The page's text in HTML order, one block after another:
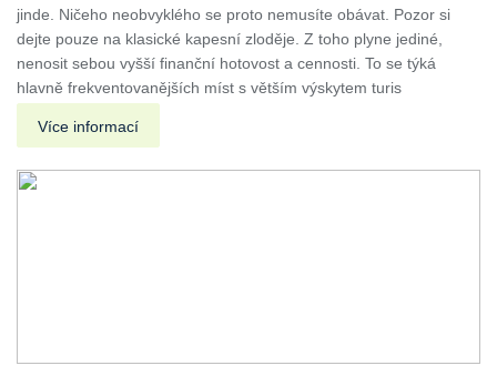
jinde. Ničeho neobvyklého se proto nemusíte obávat. Pozor si
dejte pouze na klasické kapesní zloděje. Z toho plyne jediné,
nenosit sebou vyšší finanční hotovost a cennosti. To se týká
hlavně frekventovanějších míst s větším výskytem turis
Více informací